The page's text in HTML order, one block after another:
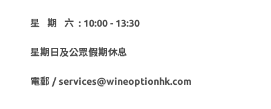
星 期 六 : 10:00 - 13:30
星期日及公眾假期休息
電郵 / services@wineoptionhk.com